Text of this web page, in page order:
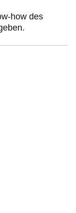
how des